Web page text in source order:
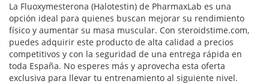
La Fluoxymesterona (Halotestin) de PharmaxLab es una
opción ideal para quienes buscan mejorar su rendimiento
físico y aumentar su masa muscular. Con steroidstime.com,
puedes adquirir este producto de alta calidad a precios
competitivos y con la seguridad de una entrega rápida en
toda España. No esperes más y aprovecha esta oferta
exclusiva para llevar tu entrenamiento al siguiente nivel.